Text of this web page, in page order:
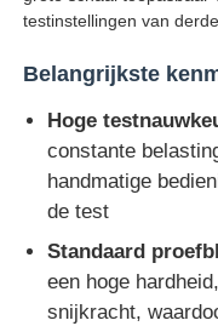
Fabrieksreis
Kwaliteitscontrole
Contacteer ons
Vraag een offerte
testinstellingen van
Belangrijkste
Hoge
constante
handmatige
de test
Standaard
een hoge
snijkracht,